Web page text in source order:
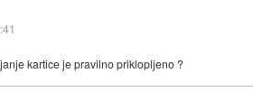
kartice je pravilno priklopljeno ?